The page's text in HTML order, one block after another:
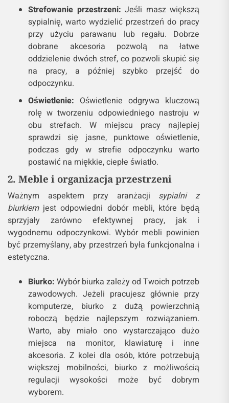
Strefowanie przestrzeni: Jeśli masz większą
sypialnię, warto wydzielić przestrzeń do pracy
przy użyciu parawanu lub regału. Dobrze
dobrane akcesoria pozwolą na łatwe
oddzielenie dwóch stref, co pozwoli skupić się
na pracy, a później szybko przejść do
odpoczynku.
Oświetlenie: Oświetlenie odgrywa kluczową
rolę w tworzeniu odpowiedniego nastroju w
obu strefach. W miejscu pracy najlepiej
sprawdzi się jasne, punktowe oświetlenie,
podczas gdy w strefie odpoczynku warto
postawić na miękkie, ciepłe światło.
2. Meble i organizacja przestrzeni
Ważnym aspektem przy aranżacji sypialni z
biurkiemjest odpowiedni dobór mebli, które będą
sprzyjały zarówno efektywnej pracy, jak i
wygodnemu odpoczynkowi. Wybór mebli powinien
być przemyślany, aby przestrzeń była funkcjonalna i
estetyczna.
Biurko: Wybór biurka zależy od Twoich potrzeb
zawodowych. Jeżeli pracujesz głównie przy
komputerze, biurko z dużą powierzchnią
roboczą będzie najlepszym rozwiązaniem.
Warto, aby miało ono wystarczająco dużo
miejsca na monitor, klawiaturę i inne
akcesoria. Z kolei dla osób, które potrzebują
większej mobilności, biurko z możliwością
regulacji wysokości może być dobrym
wyborem.